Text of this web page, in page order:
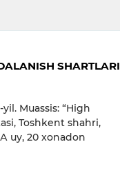
SHARTLARI
Muassis: “High
Toshkent shahri,
uy, 20 xonadon